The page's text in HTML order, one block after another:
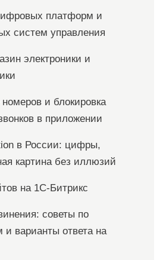
платформ и
систем управления
электроники и
и блокировка
в приложении
в России: цифры,
картина без иллюзий
на 1С-Битрикс
советы по
и варианты ответа на